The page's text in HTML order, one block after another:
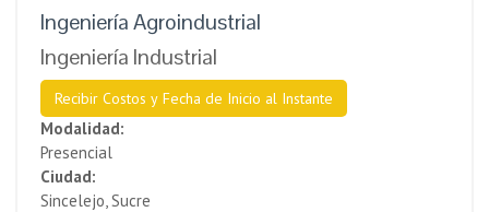
Ingeniería Agroindustrial
Ingeniería Industrial
Recibir Costos y Fecha de Inicio al Instante
Modalidad:
Presencial
Ciudad:
Sincelejo, Sucre